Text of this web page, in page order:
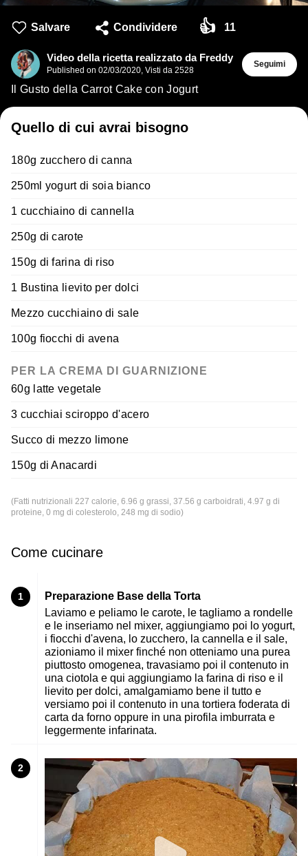
Salvare Condividere 👍 11
Video della ricetta realizzato da Freddy
Published on 02/03/2020, Visti da 2528
Seguimi
Il Gusto della Carrot Cake con Jogurt
Quello di cui avrai bisogno
180g zucchero di canna
250ml yogurt di soia bianco
1 cucchiaino di cannella
250g di carote
150g di farina di riso
1 Bustina lievito per dolci
Mezzo cucchiaino di sale
100g fiocchi di avena
PER LA CREMA DI GUARNIZIONE
60g latte vegetale
3 cucchiai sciroppo d'acero
Succo di mezzo limone
150g di Anacardi
(Fatti nutrizionali 227 calorie, 6.96 g grassi, 37.56 g carboidrati, 4.97 g di
proteine, 0 mg di colesterolo, 248 mg di sodio)
Come cucinare
1
Preparazione Base della Torta
Laviamo e peliamo le carote, le tagliamo a rondelle
e le inseriamo nel mixer, aggiungiamo poi lo yogurt,
i fiocchi d'avena, lo zucchero, la cannella e il sale,
azioniamo il mixer finché non otteniamo una purea
piuttosto omogenea, travasiamo poi il contenuto in
una ciotola e qui aggiungiamo la farina di riso e il
lievito per dolci, amalgamiamo bene il tutto e
versiamo poi il contenuto in una tortiera foderata di
carta da forno oppure in una pirofila imburrata e
leggermente infarinata.
2